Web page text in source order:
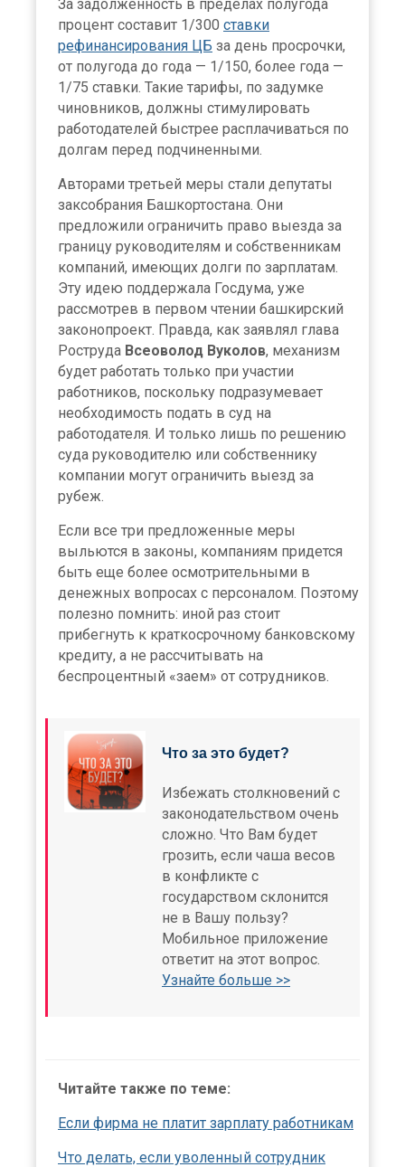
За задолженность в пределах полугода
процент составит 1/300 ставки
рефинансирования ЦБ за день просрочки,
от полугода до года — 1/150, более года —
1/75 ставки. Такие тарифы, по задумке
чиновников, должны стимулировать
работодателей быстрее расплачиваться по
долгам перед подчиненными.
Авторами третьей меры стали депутаты
заксобрания Башкортостана. Они
предложили ограничить право выезда за
границу руководителям и собственникам
компаний, имеющих долги по зарплатам.
Эту идею поддержала Госдума, уже
рассмотрев в первом чтении башкирский
законопроект. Правда, как заявлял глава
Роструда Всеоволод Вуколов, механизм
будет работать только при участии
работников, поскольку подразумевает
необходимость подать в суд на
работодателя. И только лишь по решению
суда руководителю или собственнику
компании могут ограничить выезд за
рубеж.
Если все три предложенные меры
выльются в законы, компаниям придется
быть еще более осмотрительными в
денежных вопросах с персоналом. Поэтому
полезно помнить: иной раз стоит
прибегнуть к краткосрочному банковскому
кредиту, а не рассчитывать на
беспроцентный «заем» от сотрудников.
Что за это будет?
Избежать столкновений с
законодательством очень
сложно. Что Вам будет
грозить, если чаша весов
в конфликте с
государством склонится
не в Вашу пользу?
Мобильное приложение
ответит на этот вопрос.
Узнайте больше >>
Читайте также по теме:
Если фирма не платит зарплату работникам
Что делать, если уволенный сотрудник